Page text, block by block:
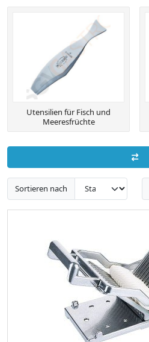
Utensilien für Fisch und
Meeresfrüchte
Sortieren nach